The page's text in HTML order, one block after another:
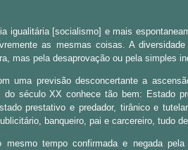
igualitária [socialismo] e mais
as mesmas coisas. A
mas pela desaprovação ou pela simples
uma previsão desconcertante a
século XX conhece tão bem: Estado
prestativo e predador, tirânico e
banqueiro, pai e carcereiro, tudo
tempo confirmada e negada